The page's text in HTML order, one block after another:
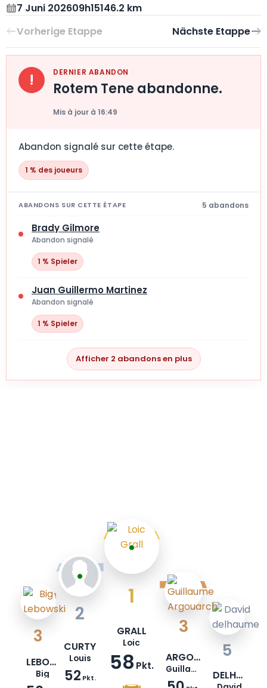
7 Juni 202609h15146.2 km
! DERNIER ABANDON
Rotem Tene abandonne.
Mis à jour à 16:49
Abandon signalé sur cette étape.
1 % des joueurs
ABANDONS SUR CETTE ÉTAPE 5 abandons
Brady Gilmore
Abandon signalé
1 % Spieler
Juan Guillermo Martinez
Abandon signalé
1 % Spieler
Afficher 2 abandons en plus
1
GRALL
Loic
58 Pkt.
2
CURTY
Louis
52 Pkt.
3
ARGOUARCH
Guillaume
3
LEBOWSKI
Big
5
DELHAUME